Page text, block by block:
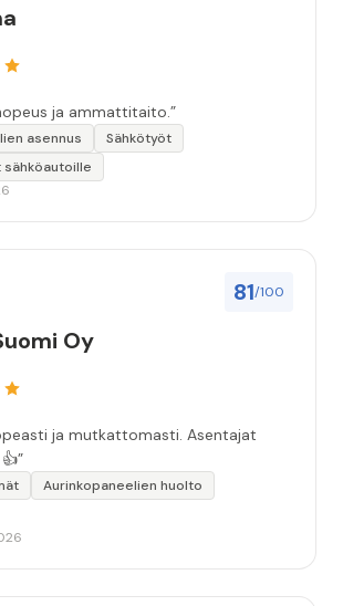
ja ammattitaito.”
asennus
Sähkötyöt
81/100
Oy
ja mutkattomasti. Asentajat
Aurinkopaneelien huolto